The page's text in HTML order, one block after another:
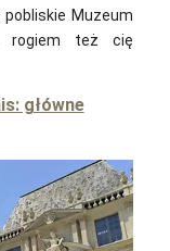
Muzeum
rogiem też cię
główne